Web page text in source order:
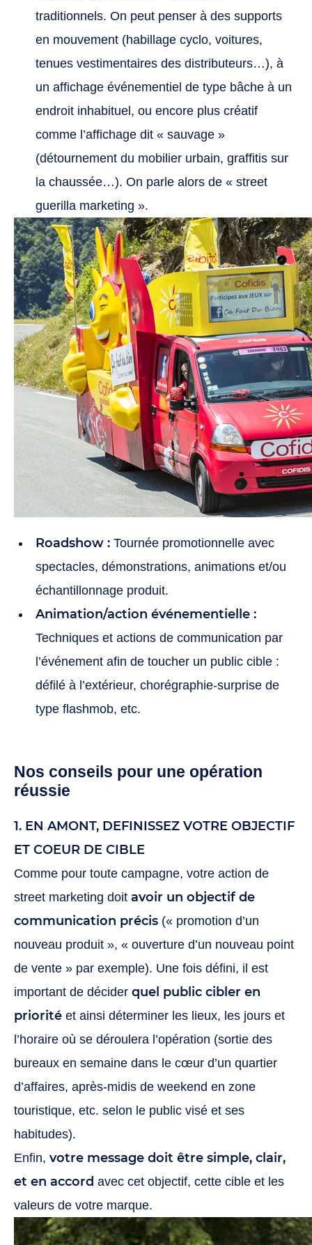
traditionnels. On peut penser à des supports
en mouvement (habillage cyclo, voitures,
tenues vestimentaires des distributeurs…), à
un affichage événementiel de type bâche à un
endroit inhabituel, ou encore plus créatif
comme l’affichage dit « sauvage »
(détournement du mobilier urbain, graffitis sur
la chaussée…). On parle alors de « street
guerilla marketing ».
Roadshow : Tournée promotionnelle avec
spectacles, démonstrations, animations et/ou
échantillonnage produit.
Animation/action événementielle :
Techniques et actions de communication par
l’événement afin de toucher un public cible :
défilé à l’extérieur, chorégraphie-surprise de
type flashmob, etc.
Nos conseils pour une opération
réussie
1. EN AMONT, DEFINISSEZ VOTRE OBJECTIF
ET COEUR DE CIBLE
Comme pour toute campagne, votre action de
street marketing doit avoir un objectif de
communication précis (« promotion d’un
nouveau produit », « ouverture d’un nouveau point
de vente » par exemple). Une fois défini, il est
important de décider quel public cibler en
priorité et ainsi déterminer les lieux, les jours et
l’horaire où se déroulera l’opération (sortie des
bureaux en semaine dans le cœur d’un quartier
d’affaires, après-midis de weekend en zone
touristique, etc. selon le public visé et ses
habitudes).
Enfin, votre message doit être simple, clair,
et en accord avec cet objectif, cette cible et les
valeurs de votre marque.